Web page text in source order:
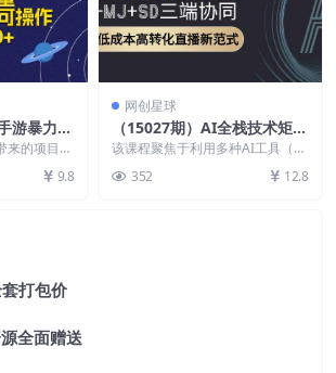
游暴力玩
白一部手
来的项目
...
9.8
网创星球
（15027期）AI全栈技术矩
阵：GPT+MJ+SD三端协同，
AI重构低成本高转化直播新
范式
该课程聚焦于利用多种AI工具（如
352 12.8
打包价
全面赠送